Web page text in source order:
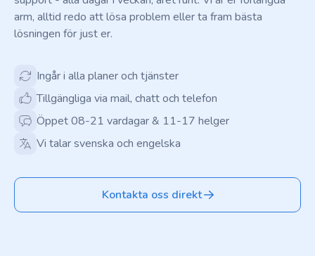
arm, alltid redo att lösa problem eller ta fram bästa
lösningen för just er.
Ingår i alla planer och tjänster
Tillgängliga via mail, chatt och telefon
Öppet 08-21 vardagar & 11-17 helger
Vi talar svenska och engelska
Kontakta oss direkt